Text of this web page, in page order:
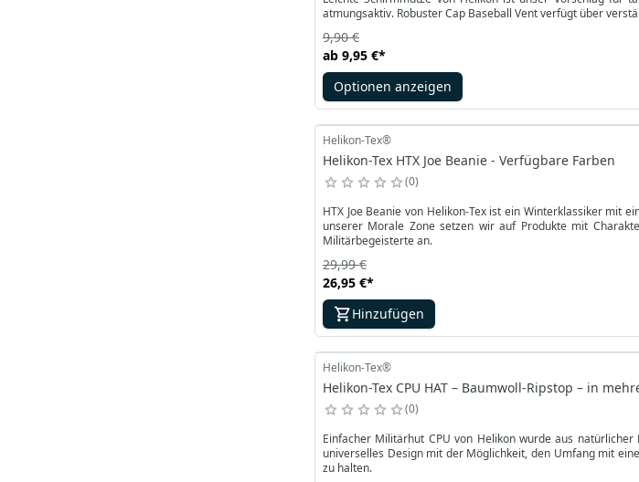
atmungsaktiv. Robuster Cap Baseball Vent verfügt über
ab 9,95 €*
9,90 €
Optionen anzeigen
Helikon-Tex®
Helikon-Tex HTX Joe Beanie - Verfügbare Farben
0
HTX Joe Beanie von Helikon-Tex ist ein Winterklassiker mit
unserer Morale Zone setzen wir auf Produkte mit
Militärbegeisterte an.
26,95 €*
29,99 €
Hinzufügen
Helikon-Tex®
Helikon-Tex CPU HAT – Baumwoll-Ripstop – in
0
Einfacher Militärhut CPU von Helikon wurde aus
universelles Design mit der Möglichkeit, den Umfang mit
zu halten.